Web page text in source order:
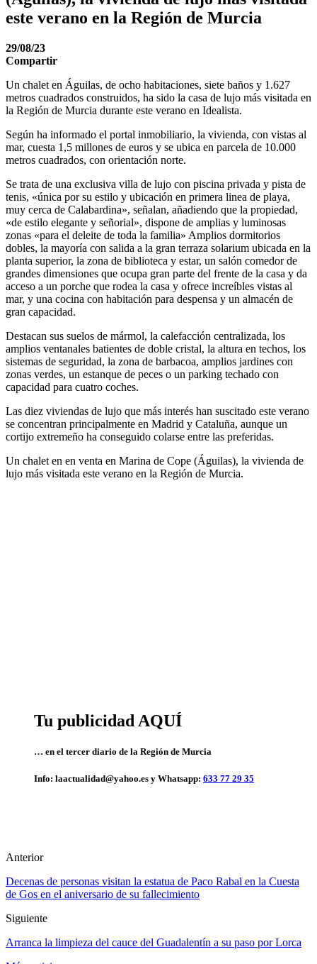
este verano en la Región de Murcia
29/08/23
Compartir
Un chalet en Águilas, de ocho habitaciones, siete baños y 1.627
metros cuadrados construidos, ha sido la casa de lujo más visitada en
la Región de Murcia durante este verano en Idealista.
Según ha informado el portal inmobiliario, la vivienda, con vistas al
mar, cuesta 1,5 millones de euros y se ubica en parcela de 10.000
metros cuadrados, con orientación norte.
Se trata de una exclusiva villa de lujo con piscina privada y pista de
tenis, «única por su estilo y ubicación en primera linea de playa,
muy cerca de Calabardina», señalan, añadiendo que la propiedad,
«de estilo elegante y señorial», dispone de amplias y luminosas
zonas «para el deleite de toda la familia» Amplios dormitorios
dobles, la mayoría con salida a la gran terraza solarium ubicada en la
planta superior, la zona de biblioteca y estar, un salón comedor de
grandes dimensiones que ocupa gran parte del frente de la casa y da
acceso a un porche que rodea la casa y ofrece increíbles vistas al
mar, y una cocina con habitación para despensa y un almacén de
gran capacidad.
Destacan sus suelos de mármol, la calefacción centralizada, los
amplios ventanales batientes de doble cristal, la altura en techos, los
sistemas de seguridad, la zona de barbacoa, amplios jardines con
zonas verdes, un estanque de peces o un parking techado con
capacidad para cuatro coches.
Las diez viviendas de lujo que más interés han suscitado este verano
se concentran principalmente en Madrid y Cataluña, aunque un
cortijo extremeño ha conseguido colarse entre las preferidas.
Un chalet en en venta en Marina de Cope (Águilas), la vivienda de
lujo más visitada este verano en la Región de Murcia.
Tu publicidad AQUÍ
… en el tercer diario de la Región de Murcia
Info: laactualidad@yahoo.es y Whatsapp: 633 77 29 35
Anterior
Decenas de personas visitan la estatua de Paco Rabal en la Cuesta
de Gos en el aniversario de su fallecimiento
Siguiente
Arranca la limpieza del cauce del Guadalentín a su paso por Lorca